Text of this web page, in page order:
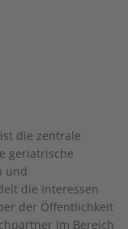
ist die zentrale
geriatrische
und
die Interessen
der Öffentlichkeit
im Bereich